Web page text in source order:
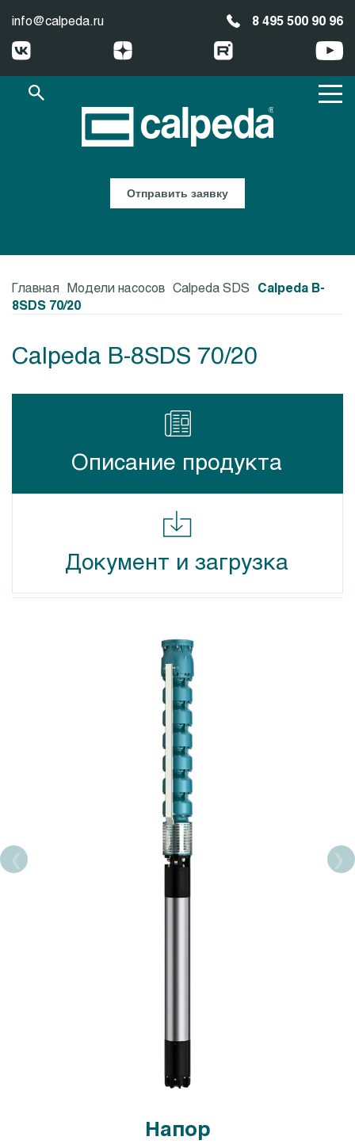
info@calpeda.ru 8 495 500 90 96
Отправить заявку
Главная Модели насосов Calpeda SDS
Calpeda B-
8SDS 70/20
Calpeda B-8SDS 70/20
Описание продукта
Документ и загрузка
Напор